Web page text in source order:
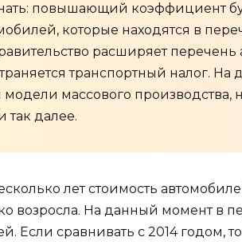
повышающий коэффициент
которые находятся в
расширяет перечень
транспортный налог.
массового производства,
так далее.
лет стоимость
возросла. На данный момент в
Если сравнивать с 2014 годом,